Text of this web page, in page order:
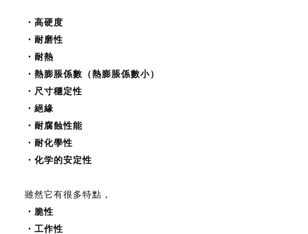
・高硬度
・耐磨性
・耐熱
・熱膨脹係數（熱膨脹係數小）
・尺寸穩定性
・絕緣
・耐腐蝕性能
・耐化學性
・化学的安定性
雖然它有很多特點，
・脆性
・工作性